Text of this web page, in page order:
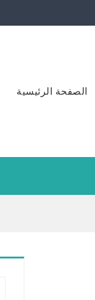
الصفحة الرئيسية